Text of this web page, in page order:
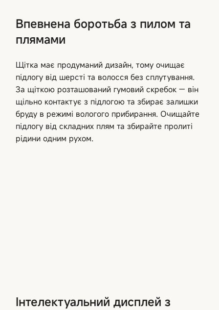
Впевнена боротьба з пилом та
плямами
Щітка має продуманий дизайн, тому очищає
підлогу від шерсті та волосся без сплутування.
За щіткою розташований гумовий скребок — він
щільно контактує з підлогою та збирає залишки
бруду в режимі вологого прибирання. Очищайте
підлогу від складних плям та збирайте пролиті
рідини одним рухом.
Інтелектуальний дисплей з